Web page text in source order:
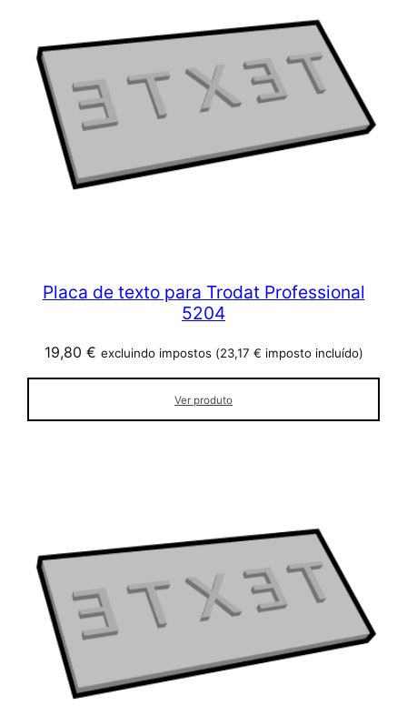
Placa de texto para Trodat Professional
5204
19,80 € excluindo impostos (23,17 € imposto incluído)
Ver produto